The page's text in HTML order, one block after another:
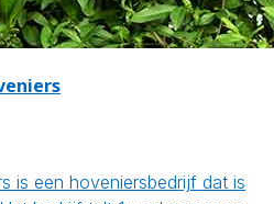
is een hoveniersbedrijf dat is